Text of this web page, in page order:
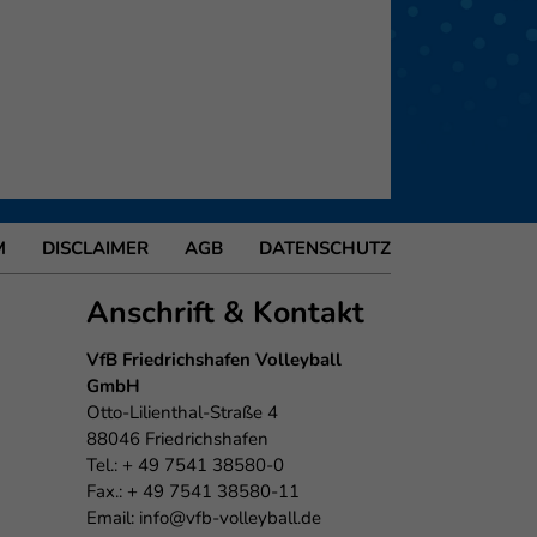
DATENSCHUTZ
AGB
DISCLAIMER
Anschrift & Kontakt
VfB Friedrichshafen Volleyball
GmbH
Otto-Lilienthal-Straße 4
88046 Friedrichshafen
Tel.: + 49 7541 38580-0
Fax.: + 49 7541 38580-11
Email: info@vfb-volleyball.de